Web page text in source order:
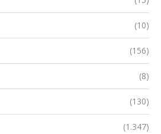
(10)
(156)
(8)
(130)
(1.347)